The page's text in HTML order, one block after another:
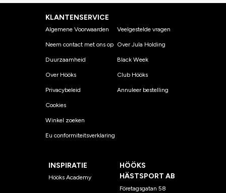
KLANTENSERVICE
Algemene Voorwaarden
Neem contact met ons op
Duurzaamheid
Over Hööks
Privacybeleid
Cookies
Winkel zoeken
Eu conformiteitsverklaring
Veelgestelde vragen
Over Jula Holding
Black Week
Club Hööks
Annuleer bestelling
INSPIRATIE
Hööks Academy
HÖÖKS
HÄSTSPORT AB
Företagsgatan 58